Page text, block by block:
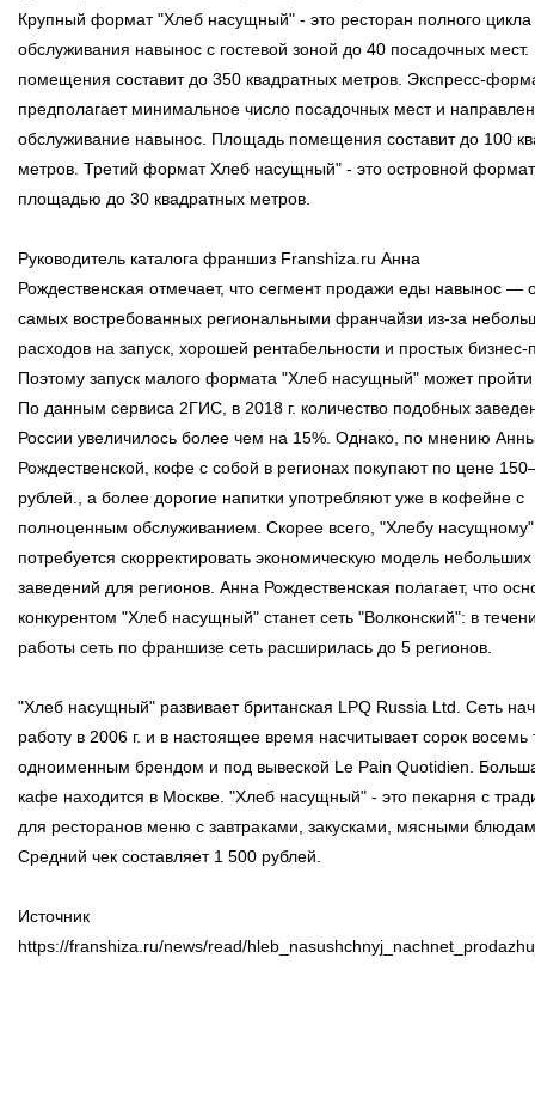
Крупный формат "Хлеб насущный" - это ресторан полного цикла
обслуживания навынос с гостевой зоной до 40 посадочных
помещения составит до 350 квадратных метров. Экспресс-
предполагает минимальное число посадочных мест и
обслуживание навынос. Площадь помещения составит до 100
метров. Третий формат Хлеб насущный" - это островной формат
площадью до 30 квадратных метров.
Руководитель каталога франшиз Franshiza.ru Анна
Рождественская отмечает, что сегмент продажи еды навынос —
самых востребованных региональными франчайзи из-за
расходов на запуск, хорошей рентабельности и простых бизнес-
Поэтому запуск малого формата "Хлеб насущный" может
По данным сервиса 2ГИС, в 2018 г. количество подобных
России увеличилось более чем на 15%. Однако, по мнению
Рождественской, кофе с собой в регионах покупают по цене
рублей., а более дорогие напитки употребляют уже в кофейне с
полноценным обслуживанием. Скорее всего, "Хлебу насущному"
потребуется скорректировать экономическую модель небольших
заведений для регионов. Анна Рождественская полагает, что
конкурентом "Хлеб насущный" станет сеть "Волконский": в
работы сеть по франшизе сеть расширилась до 5 регионов.
"Хлеб насущный" развивает британская LPQ Russia Ltd. Сеть
работу в 2006 г. и в настоящее время насчитывает сорок восемь
одноименным брендом и под вывеской Le Pain Quotidien.
кафе находится в Москве. "Хлеб насущный" - это пекарня с
для ресторанов меню с завтраками, закусками, мясными
Средний чек составляет 1 500 рублей.
Источник
https://franshiza.ru/news/read/